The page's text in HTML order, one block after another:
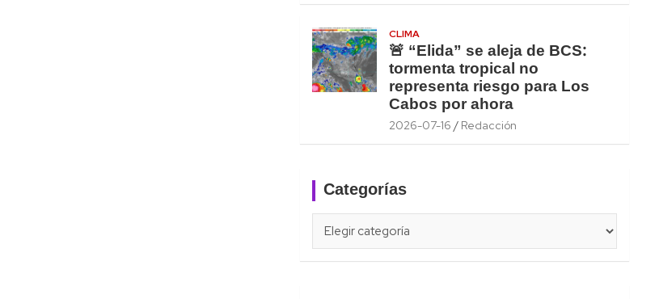
CLIMA
🚨 “Elida” se aleja de BCS:
tormenta tropical no
representa riesgo para Los
Cabos por ahora
2026-07-16 Redacción
Categorías